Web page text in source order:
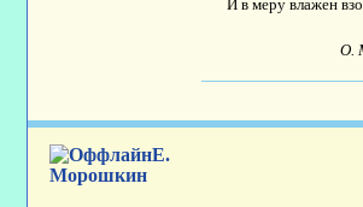
И в меру влажен
О.
Е.
Морошкин